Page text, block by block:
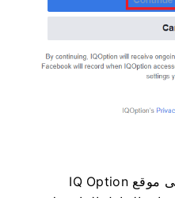
بعد ذلك، ستتم إعادة توجيهك إلى موقع IQ Option